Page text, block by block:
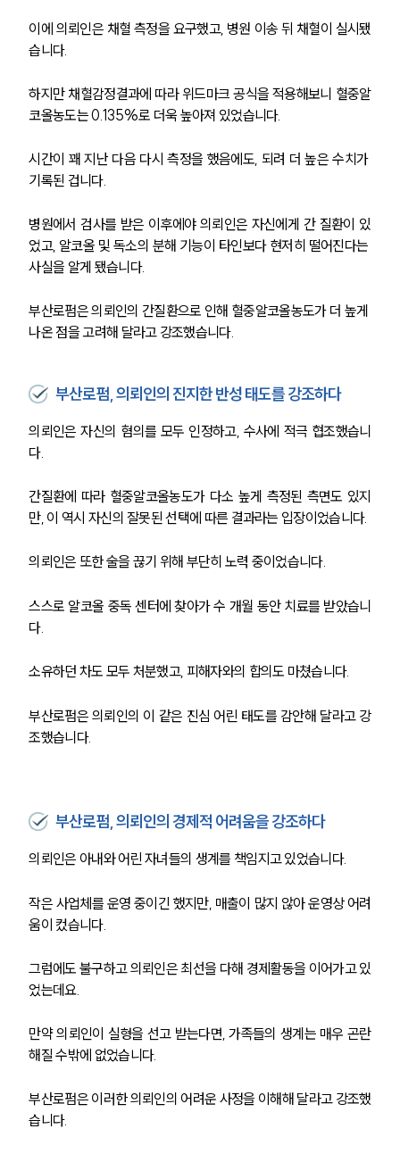
이에 의뢰인은 채혈 측정을 요구했고, 병원 이송 뒤 채혈이 실시됐
습니다.
하지만 채혈감정결과에 따라 위드마크 공식을 적용해보니 혈중알
코올농도는 0.135%로 더욱 높아져 있었습니다.
시간이 꽤 지난 다음 다시 측정을 했음에도, 되려 더 높은 수치가
기록된 겁니다.
병원에서 검사를 받은 이후에야 의뢰인은 자신에게 간 질환이 있
었고, 알코올 및 독소의 분해 기능이 타인보다 현저히 떨어진다는
사실을 알게 됐습니다.
부산로펌은 의뢰인의 간질환으로 인해 혈중알코올농도가 더 높게
나온 점을 고려해 달라고 강조했습니다.
부산로펌, 의뢰인의 진지한 반성 태도를 강조하다
의뢰인은 자신의 혐의를 모두 인정하고, 수사에 적극 협조했습니
다.
간질환에 따라 혈중알코올농도가 다소 높게 측정된 측면도 있지
만, 이 역시 자신의 잘못된 선택에 따른 결과라는 입장이었습니다.
의뢰인은 또한 술을 끊기 위해 부단히 노력 중이었습니다.
스스로 알코올 중독 센터에 찾아가 수 개월 동안 치료를 받았습니
다.
소유하던 차도 모두 처분했고, 피해자와의 합의도 마쳤습니다.
부산로펌은 의뢰인의 이 같은 진심 어린 태도를 감안해 달라고 강
조했습니다.
부산로펌, 의뢰인의 경제적 어려움을 강조하다
의뢰인은 아내와 어린 자녀들의 생계를 책임지고 있었습니다.
작은 사업체를 운영 중이긴 했지만, 매출이 많지 않아 운영상 어려
움이 컸습니다.
그럼에도 불구하고 의뢰인은 최선을 다해 경제활동을 이어가고 있
었는데요.
만약 의뢰인이 실형을 선고 받는다면, 가족들의 생계는 매우 곤란
해질 수밖에 없었습니다.
부산로펌은 이러한 의뢰인의 어려운 사정을 이해해 달라고 강조했
습니다.